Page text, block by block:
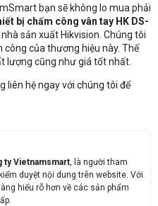
bạn sẽ không lo mua phải
bị chấm công vân tay HK DS-
sản xuất Hikvision. Chúng tôi
công của thương hiệu này. Thế
lượng cũng như giá tốt nhất.
liên hệ ngay với chúng tôi để
ty Vietnamsmart, là người tham
duyệt nội dung trên website. Với
hiểu rõ hơn về các sản phẩm